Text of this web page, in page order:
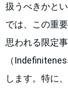
扱うべきかと
では、この重
思われる限定
（
します。特に